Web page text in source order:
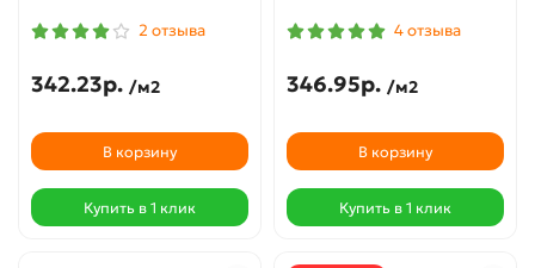
2 отзыва
342.23р. /м2
В корзину
Купить в 1 клик
4 отзыва
346.95р. /м2
В корзину
Купить в 1 клик